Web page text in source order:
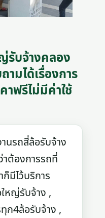
รับจ้างคลอง
มได้เรื่องการ
าฟรีไม่มีค่าใช้
รถสี่ล้อรับจ้าง
าต้องการรถที่
ก็มีไว้บริการ
หญ่รับจ้าง ,
ก4ล้อรับจ้าง ,